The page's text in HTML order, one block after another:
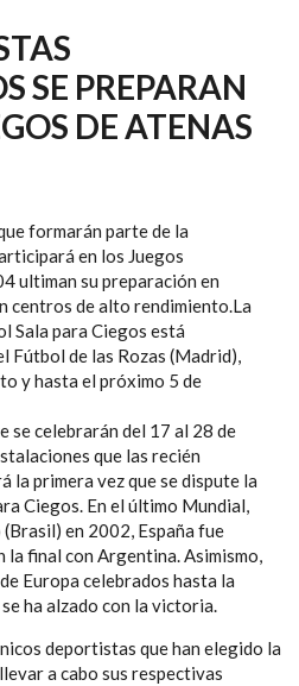
SE PREPARAN
DE ATENAS
formarán parte de la
en los Juegos
ultiman su preparación en
centros de alto rendimiento.La
Sala para Ciegos está
Fútbol de las Rozas (Madrid),
y hasta el próximo 5 de
se celebrarán del 17 al 28 de
que las recién
la primera vez que se dispute la
Ciegos. En el último Mundial,
en 2002, España fue
la final con Argentina. Asimismo,
Europa celebrados hasta la
ha alzado con la victoria.
deportistas que han elegido la
a cabo sus respectivas